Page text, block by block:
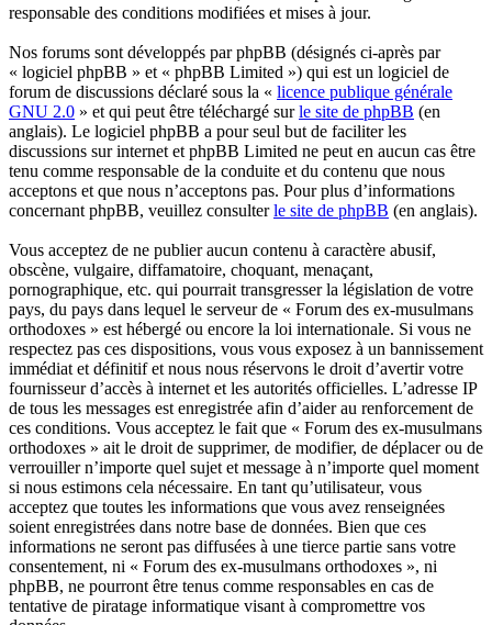
responsable des conditions modifiées et mises à jour.
Nos forums sont développés par phpBB (désignés ci-après par
« logiciel phpBB » et « phpBB Limited ») qui est un logiciel de
forum de discussions déclaré sous la « licence publique générale
GNU 2.0 » et qui peut être téléchargé surle site de phpBB (en
anglais). Le logiciel phpBB a pour seul but de faciliter les
discussions sur internet et phpBB Limited ne peut en aucun cas être
tenu comme responsable de la conduite et du contenu que nous
acceptons et que nous n’acceptons pas. Pour plus d’informations
concernant phpBB, veuillez consulterle site de phpBB (en anglais).
Vous acceptez de ne publier aucun contenu à caractère abusif,
obscène, vulgaire, diffamatoire, choquant, menaçant,
pornographique, etc. qui pourrait transgresser la législation de votre
pays, du pays dans lequel le serveur de « Forum des ex-musulmans
orthodoxes » est hébergé ou encore la loi internationale. Si vous ne
respectez pas ces dispositions, vous vous exposez à un bannissement
immédiat et définitif et nous nous réservons le droit d’avertir votre
fournisseur d’accès à internet et les autorités officielles. L’adresse IP
de tous les messages est enregistrée afin d’aider au renforcement de
ces conditions. Vous acceptez le fait que « Forum des ex-musulmans
orthodoxes » ait le droit de supprimer, de modifier, de déplacer ou de
verrouiller n’importe quel sujet et message à n’importe quel moment
si nous estimons cela nécessaire. En tant qu’utilisateur, vous
acceptez que toutes les informations que vous avez renseignées
soient enregistrées dans notre base de données. Bien que ces
informations ne seront pas diffusées à une tierce partie sans votre
consentement, ni « Forum des ex-musulmans orthodoxes », ni
phpBB, ne pourront être tenus comme responsables en cas de
tentative de piratage informatique visant à compromettre vos